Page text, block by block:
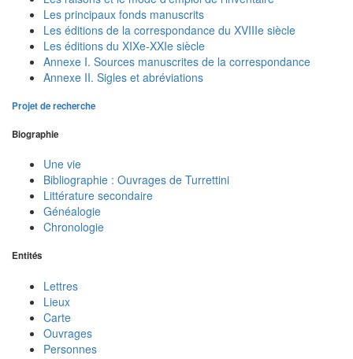
Les principaux fonds manuscrits
Les éditions de la correspondance du XVIIIe siècle
Les éditions du XIXe-XXIe siècle
Annexe I. Sources manuscrites de la correspondance
Annexe II. Sigles et abréviations
Projet de recherche
Biographie
Une vie
Bibliographie : Ouvrages de Turrettini
Littérature secondaire
Généalogie
Chronologie
Entités
Lettres
Lieux
Carte
Ouvrages
Personnes